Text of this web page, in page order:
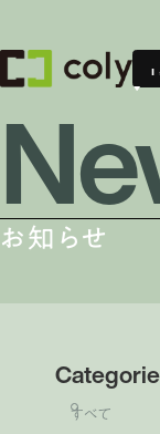
お知らせ
すべて